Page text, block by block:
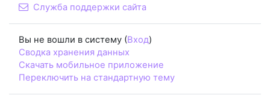
Служба поддержки сайта
Вы не вошли в систему (Вход)
Сводка хранения данных
Скачать мобильное приложение
Переключить на стандартную тему